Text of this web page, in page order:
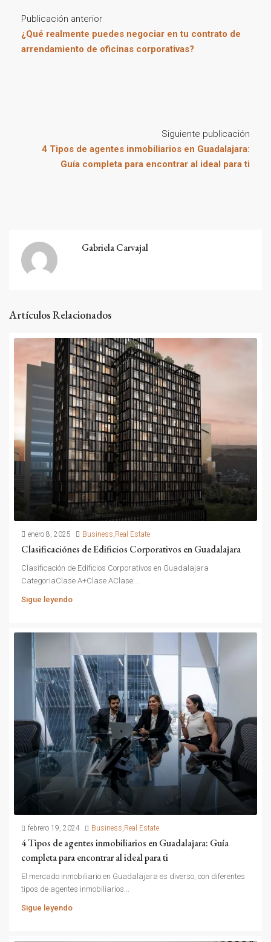
Publicación anterior
¿Qué realmente puedes negociar en tu contrato de
arrendamiento de oficinas corporativas?
Siguiente publicación
4 Tipos de agentes inmobiliarios en Guadalajara:
Guía completa para encontrar al ideal para ti
Gabriela Carvajal
Artículos Relacionados
enero 8, 2025 Business Real Estate
Clasificaciónes de Edificios Corporativos en Guadalajara
Clasificación de Edificios Corporativos en Guadalajara
CategoriaClase A+Clase AClase...
Sigue leyendo
febrero 19, 2024 Business,Real Estate
4 Tipos de agentes inmobiliarios en Guadalajara: Guía
completa para encontrar al ideal para ti
El mercado inmobiliario en Guadalajara es diverso, con diferentes
tipos de agentes inmobiliarios...
Sigue leyendo